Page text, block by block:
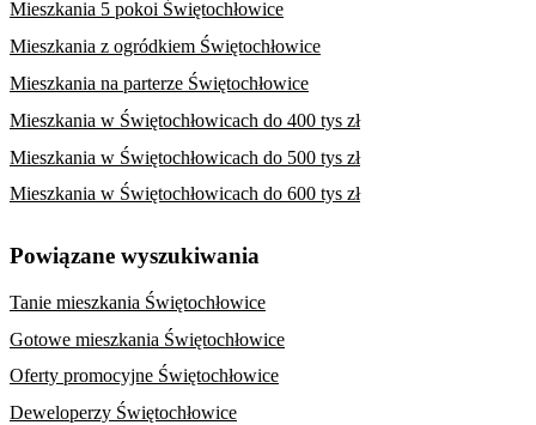
Mieszkania 5 pokoi Świętochłowice
Mieszkania z ogródkiem Świętochłowice
Mieszkania na parterze Świętochłowice
Mieszkania w Świętochłowicach do 400 tys zł
Mieszkania w Świętochłowicach do 500 tys zł
Mieszkania w Świętochłowicach do 600 tys zł
Powiązane wyszukiwania
Tanie mieszkania Świętochłowice
Gotowe mieszkania Świętochłowice
Oferty promocyjne Świętochłowice
Deweloperzy Świętochłowice